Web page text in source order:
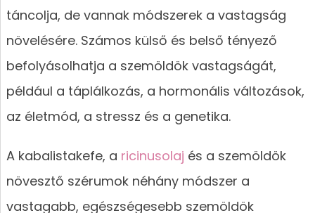
táncolja, de vannak módszerek a vastagság
növelésére. Számos külső és belső tényező
befolyásolhatja a szemöldök vastagságát,
például a táplálkozás, a hormonális változások,
az életmód, a stressz és a genetika.
A kabalistakefe, a ricinusolaj és a szemöldök
növesztő szérumok néhány módszer a
vastagabb, egészségesebb szemöldök